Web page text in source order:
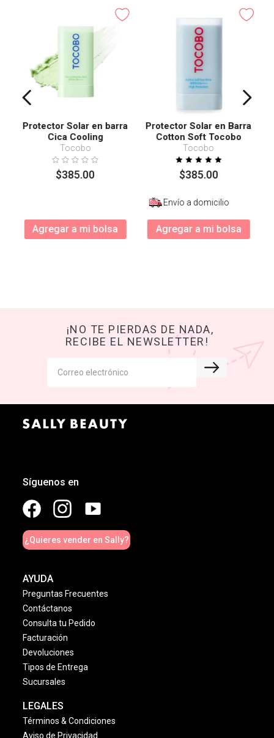
Protector Solar en barra
Cica Cooling
Tocobo
$385.00
Agregar a mi bolsa
Protector Solar en Barra
Cotton Soft Tocobo
SPF50+ PA++++
Tocobo
$385.00
Envío a domicilio
Agregar a mi bolsa
¡NO TE PIERDAS DE NADA,
RECIBE EL NEWSLETTER!
Síguenos en
¿Quieres vender en Sally?
AYUDA
Preguntas Frecuentes
Contáctanos
Consulta tu Pedido
Facturación
Devoluciones
Tipos de Entrega
Sucursales
LEGALES
Términos & Condiciones
Aviso de Privacidad